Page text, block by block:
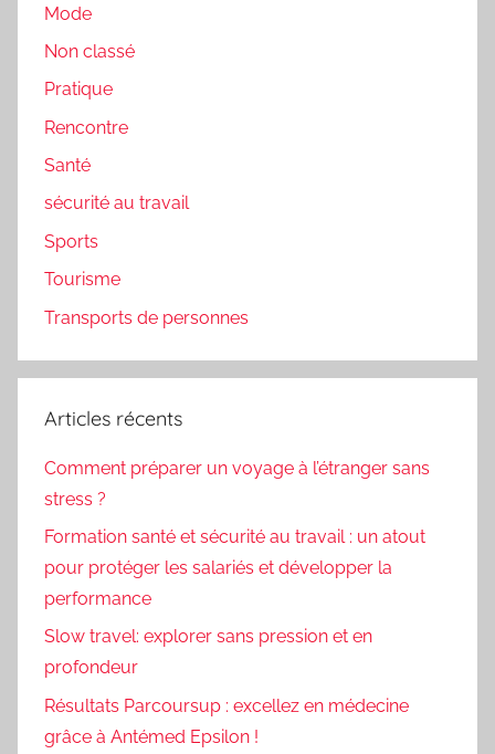
Mode
Non classé
Pratique
Rencontre
Santé
sécurité au travail
Sports
Tourisme
Transports de personnes
Articles récents
Comment préparer un voyage à l’étranger sans
stress ?
Formation santé et sécurité au travail : un atout
pour protéger les salariés et développer la
performance
Slow travel: explorer sans pression et en
profondeur
Résultats Parcoursup : excellez en médecine
grâce à Antémed Epsilon !